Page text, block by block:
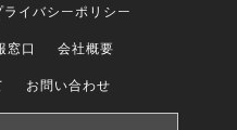
ライバシーポリシー
窓口
会社概要
お問い合わせ